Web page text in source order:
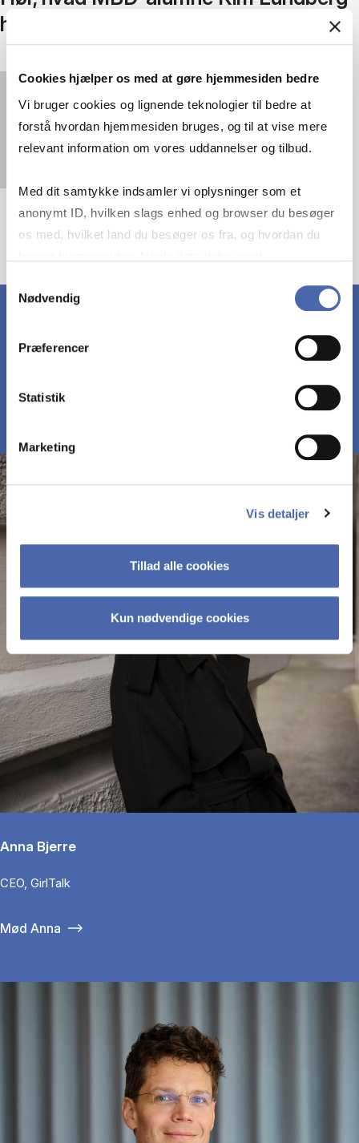
Cookies hjælper os med at gøre hjemmesiden bedre
Vi bruger cookies og lignende teknologier til bedre at
forstå hvordan hjemmesiden bruges, og til at vise mere
relevant information om vores uddannelser og tilbud.
Med dit samtykke indsamler vi oplysninger som et
anonymt ID, hvilken slags enhed og browser du besøger
os med, hvilket land du besøger os fra, og hvordan du
markedsføring. Du bestemmer selv - og kan altid trække
Samtykkevalg
Nødvendig
Præferencer
Statistik
Marketing
Vis detaljer
Tillad alle cookies
Kun nødvendige cookies
har fået ud af uddannelsen
You mustaccept statistics cookiesto view this
video.
MØD DELTAGERNE PÅ MBD
Anna Bjerre
CEO, GirlTalk
Mød Anna